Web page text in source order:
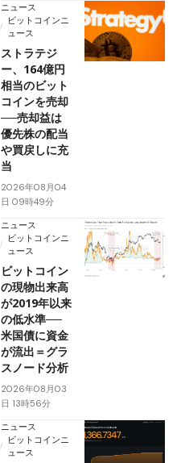
ニュース
ビットコインニ
ュース
ストラテジ
ー、164億円
相当のビット
コインを売却
──売却益は
優先株の配当
や買戻しに充
当
2026年08月04
日 09時49分
ニュース
ビットコインニ
ュース
ビットコイン
の現物出来高
が2019年以来
の低水準──
米国債に資金
が流出＝グラ
スノード分析
2026年08月03
日 13時56分
ニュース
ビットコインニ
ュース